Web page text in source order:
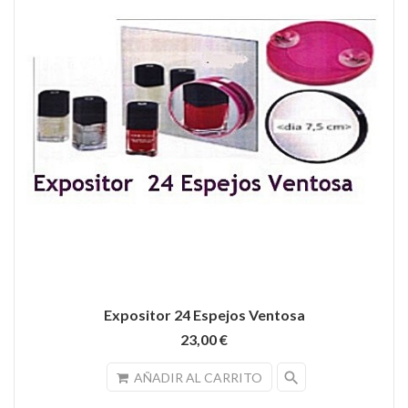
Expositor 24 Espejos Ventosa
23,00 €
AÑADIR AL CARRITO search